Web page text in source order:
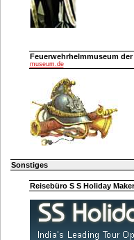
Feuerwehrhelmmuseum
museum.de
Sonstiges
Reisebüro S S Holiday